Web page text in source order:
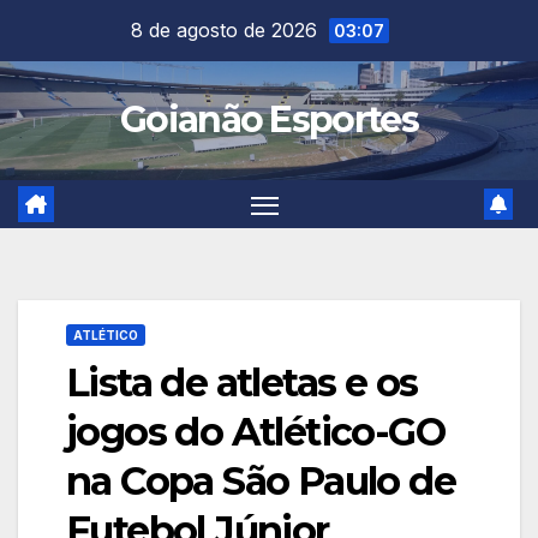
content
8 de agosto de 2026 03:07
Goianão Esportes
ATLÉTICO
Lista de atletas e os
jogos do Atlético-GO
na Copa São Paulo de